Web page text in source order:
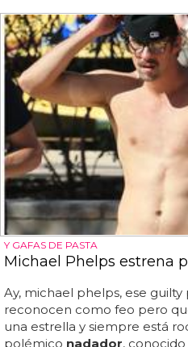
Y GAFAS DE PASTA
Michael Phelps estrena
Ay, michael phelps, ese
reconocen como feo pero
una estrella y siempre está
polémico nadador,